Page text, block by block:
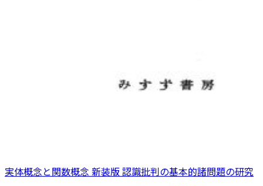
実体概念と関数概念 新装版 認識批判の基本的諸問題の研究